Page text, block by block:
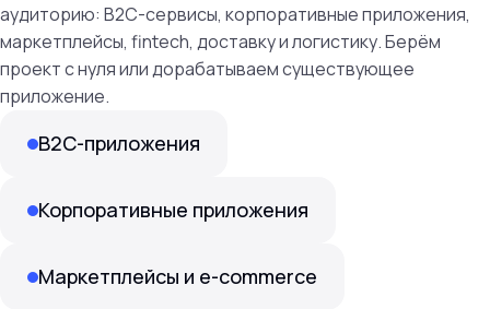
аудиторию: B2C-сервисы, корпоративные приложения,
маркетплейсы, fintech, доставку и логистику. Берём
проект с нуля или дорабатываем существующее
приложение.
B2C-приложения
Корпоративные приложения
Маркетплейсы и e-commerce